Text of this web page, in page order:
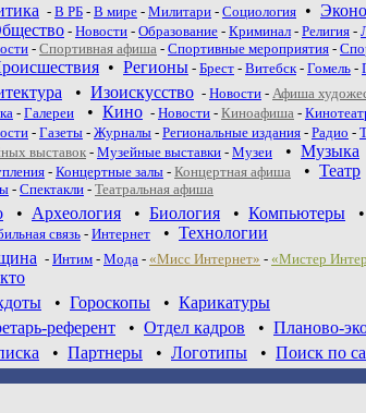
- В РБ - В мире - Милитари - Социология •
- Новости - Образование - Криминал - Религия -
- Спортивная афиша - Спортивные мероприятия -
• Регионы - Брест - Витебск- Гомель -
• Изоискусство - Новости - Афиша
- Галереи • Кино - Новости - Киноафиша -
- Газеты - Журналы - Региональные издания - Радио -
выставок- Музейные выставки - Музеи • Музыка
- Концертные залы - Концертная афиша • Театр
- Спектакли - Театральная афиша
• Археология • Биология • Компьютеры •
связь- Интернет • Технологии
- Интим - Мода - «Мисс Интернет» - «Мистер
• Гороскопы • Карикатуры
референт • Отдел кадров • Планово-
• Партнеры • Логотипы • Поиск по